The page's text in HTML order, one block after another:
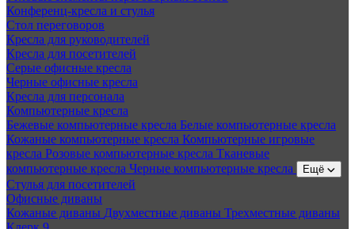
Конференц-кресла и стулья
Стол переговоров
Кресла для руководителей
Кресла для посетителей
Серые офисные кресла
Черные офисные кресла
Кресла для персонала
Компьютерные кресла
Бежевые компьютерные кресла Белые компьютерные кресла
Кожаные компьютерные кресла Компьютерные игровые
кресла Розовые компьютерные кресла Тканевые
компьютерные кресла Черные компьютерные кресла Ещё
Стулья для посетителей
Офисные диваны
Кожаные диваны Двухместные диваны Трехместные диваны